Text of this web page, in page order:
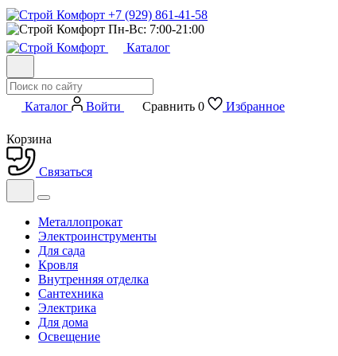
+7 (929) 861-41-58
Пн-Вс: 7:00-21:00
Каталог
Каталог Войти Сравнить 0 Избранное
Корзина
Связаться
Металлопрокат
Электроинструменты
Для сада
Кровля
Внутренняя отделка
Сантехника
Электрика
Для дома
Освещение